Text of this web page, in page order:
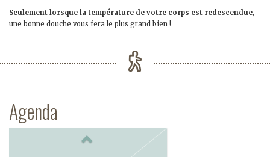
Seulement lorsque la température de votre corps est redescendue,
une bonne douche vous fera le plus grand bien !
Agenda